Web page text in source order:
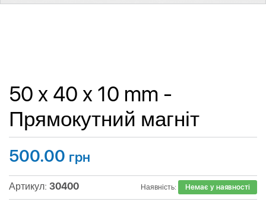
50 x 40 x 10 mm -
Прямокутний магніт
500.00 грн
Артикул: 30400 Наявність: Немає у наявності